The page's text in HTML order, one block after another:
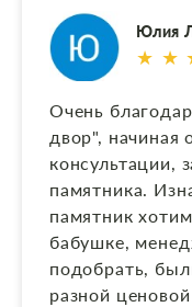
изготовления
сопровождали
просмотра
работы были
даже раньше
срока.
Отдельно
Алексею по
все аккуратно
Юлия
★ ★
Очень
двор", начиная
консультации,
памятника.
памятник
бабушке,
подобрать,
разной